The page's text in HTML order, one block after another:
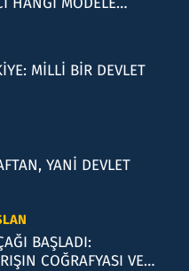
MİLLİ BİR DEVLET
YANİ DEVLET
BAŞLADI:
COĞRAFYASI VE